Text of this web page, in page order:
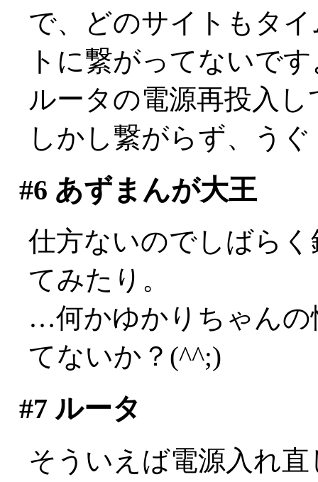
で、どのサイトもタ
トに繋がってないで
ルータの電源再投入
しかし繋がらず、う
#6 あずまんが大王
仕方ないのでしばら
てみたり。
…何かゆかりちゃんの
てないか？(^^;)
#7 ルータ
そういえば電源入れ